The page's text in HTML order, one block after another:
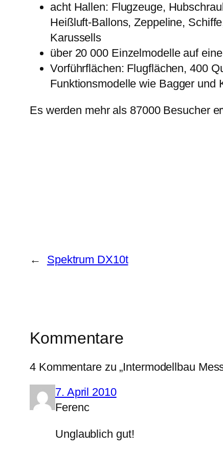
acht Hallen: Flugzeuge,
Heißluft-Ballons, Zeppeline,
Karussells
über 20 000 Einzelmodelle auf
Vorführflächen: Flugflächen, 400
Funktionsmodelle wie Bagger und
Es werden mehr als 87000 Besucher
← Spektrum DX10t
Kommentare
4 Kommentare zu „Intermodellbau
7. April 2010
Ferenc
Unglaublich gut!